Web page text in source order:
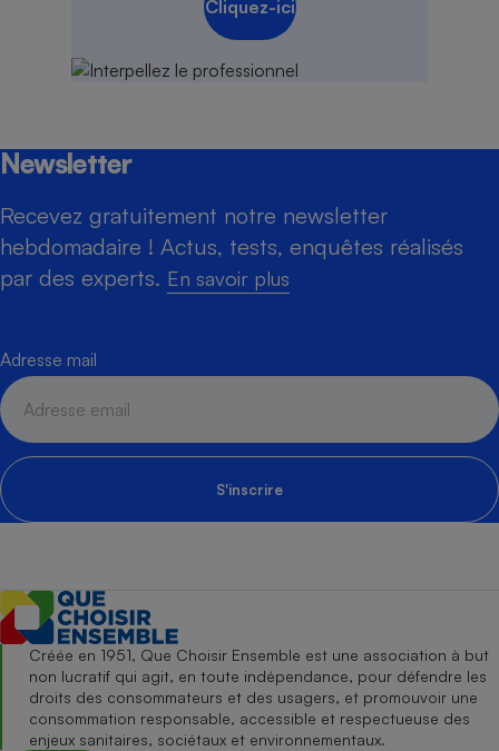
Cliquez-ici
Newsletter
Recevez gratuitement notre newsletter
hebdomadaire ! Actus, tests, enquêtes réalisés
par des experts. En savoir plus
Adresse mail
S'inscrire
Créée en 1951, Que Choisir Ensemble est une association à but
non lucratif qui agit, en toute indépendance, pour défendre les
droits des consommateurs et des usagers, et promouvoir une
consommation responsable, accessible et respectueuse des
enjeux sanitaires, sociétaux et environnementaux.